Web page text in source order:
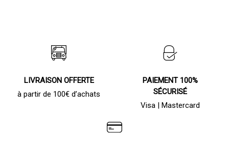
LIVRAISON OFFERTE
à partir de 100€ d’achats
PAIEMENT 100%
SÉCURISÉ
Visa | Mastercard